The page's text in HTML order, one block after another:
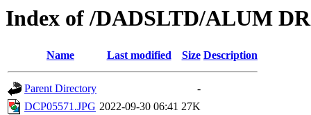
Index of /DADSLTD/ALUM
Name Last modified Size Description
Parent Directory
-
DCP05571.JPG 2022-09-30 06:41 27K